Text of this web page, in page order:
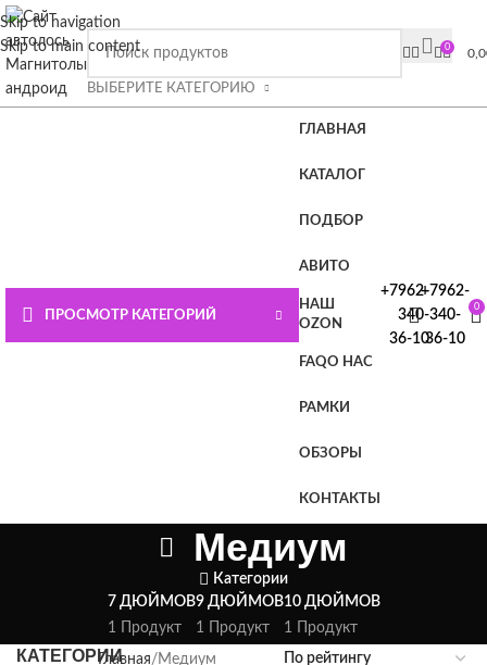
Skip to navigation
Skip to main content
ВЫБЕРИТЕ КАТЕГОРИЮ
0
ПРОСМОТР КАТЕГОРИЙ
ГЛАВНАЯ
КАТАЛОГ
ПОДБОР
АВИТО
НАШ
OZON
FAQО НАС
РАМКИ
ОБЗОРЫ
КОНТАКТЫ
+7962-
340-
36-10
+7962-
340-
36-10
0
Медиум
Категории
7 ДЮЙМОВ
1 Продукт
9 ДЮЙМОВ
1 Продукт
10 ДЮЙМОВ
1 Продукт
КАТЕГОРИИГлавная Медиум
ВНИМАНИЕ СЮДА!!!! При покупке магнитолы Плюс или
Премиум лицензия в подарок.
странице или нажмите СЮДА